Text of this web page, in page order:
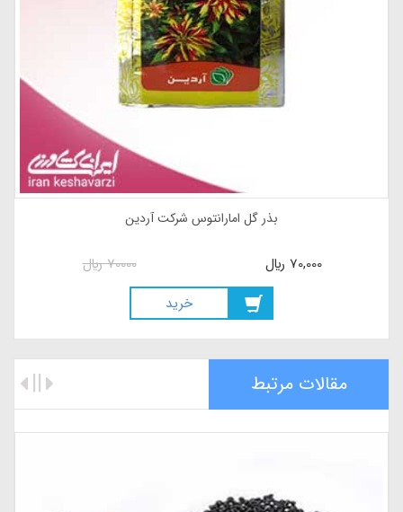
بذر گل امارانتوس شرکت آردین
70000ريال 70,000 ريال
خريد
مقالات مرتبط